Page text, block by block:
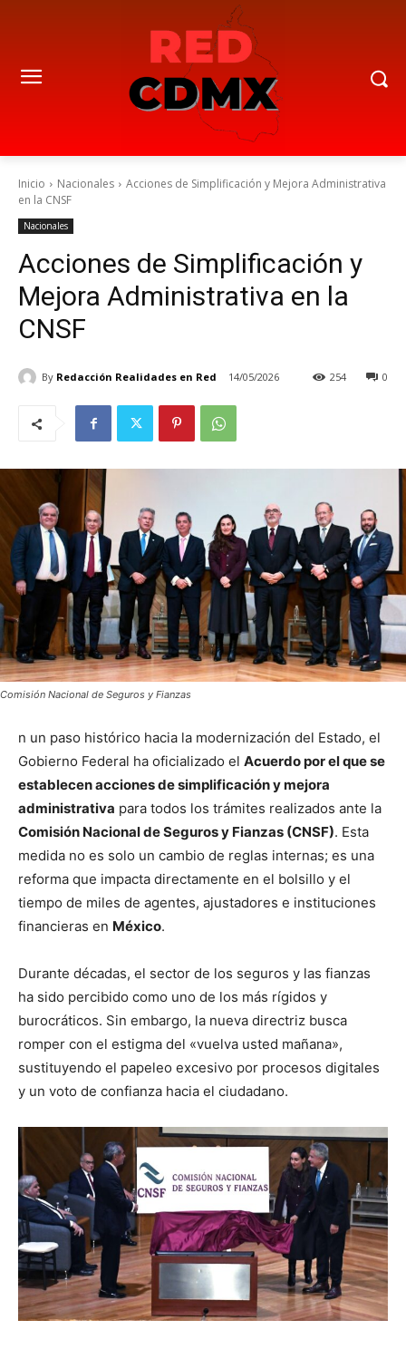
Inicio Nacionales
Acciones de Simplificación y Mejora Administrativa
en la CNSF
Nacionales
Acciones de Simplificación y
Mejora Administrativa en la
CNSF
By Redacción Realidades en Red 14/05/2026 0
254
Comisión Nacional de Seguros y Fianzas
n un paso histórico hacia la modernización del Estado, el
Gobierno Federal ha oficializado el Acuerdo por el que se
establecen acciones de simplificación y mejora
administrativa para todos los trámites realizados ante la
Comisión Nacional de Seguros y Fianzas (CNSF). Esta
medida no es solo un cambio de reglas internas; es una
reforma que impacta directamente en el bolsillo y el
tiempo de miles de agentes, ajustadores e instituciones
financieras en México.
Durante décadas, el sector de los seguros y las fianzas
ha sido percibido como uno de los más rígidos y
burocráticos. Sin embargo, la nueva directriz busca
romper con el estigma del «vuelva usted mañana»,
sustituyendo el papeleo excesivo por procesos digitales
y un voto de confianza hacia el ciudadano.